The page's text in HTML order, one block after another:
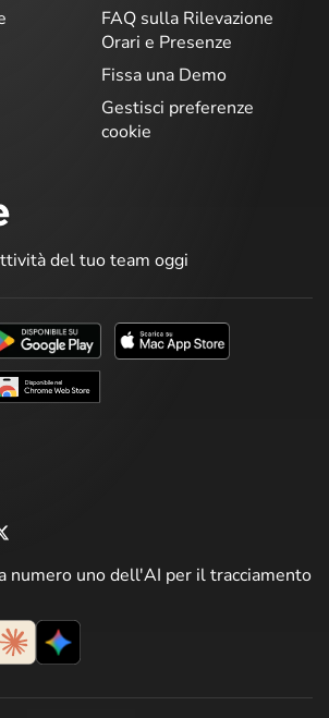
FAQ sulla Rilevazione
Orari e Presenze
Fissa una Demo
Gestisci preferenze
cookie
del tuo team oggi
numero uno dell'AI per il tracciamento